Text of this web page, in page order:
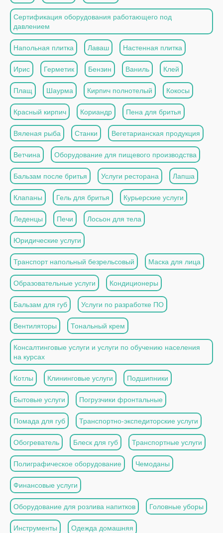
Сертификация оборудования работающего под
давлением
Напольная плитка Лаваш Настенная плитка
Ирис Герметик Бензин Ваниль Клей
Плащ Шаурма Кирпич полнотелый Кокосы
Красный кирпич Кориандр Пена для бритья
Вяленая рыба Станки Вегетарианская продукция
Ветчина Оборудование для пищевого производства
Бальзам после бритья Услуги ресторана Лапша
Клапаны Гель для бритья Курьерские услуги
Леденцы Печи Лосьон для тела
Юридические услуги
Транспорт напольный безрельсовый Маска для лица
Образовательные услуги Кондиционеры
Бальзам для губ Услуги по разработке ПО
Вентиляторы Тональный крем
Консалтинговые услуги и услуги по обучению населения
на курсах
Котлы Клининговые услуги Подшипники
Бытовые услуги Погрузчики фронтальные
Помада для губ Транспортно-экспедиторские услуги
Обогреватель Блеск для губ Транспортные услуги
Полиграфическое оборудование Чемоданы
Финансовые услуги
Оборудование для розлива напитков Головные уборы
Инструменты Одежда домашняя